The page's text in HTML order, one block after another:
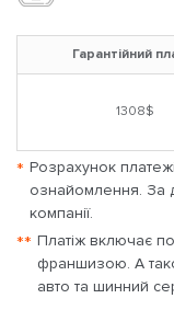
Гарантійний
1308$
* Розрахунок
ознайомлення. За
компанії.
** Платіж включає
франшизою. А
авто та шинний